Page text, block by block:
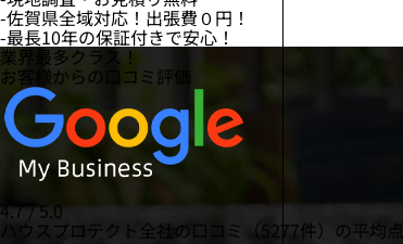
-佐賀県全域対応！出張費０円！
-最長10年の保証付きで安心！
業界最多クラス！
お客様からの口コミ評価
4.7 / 5.0
ハウスプロテクト全社の口コミ（5277件）の平均点